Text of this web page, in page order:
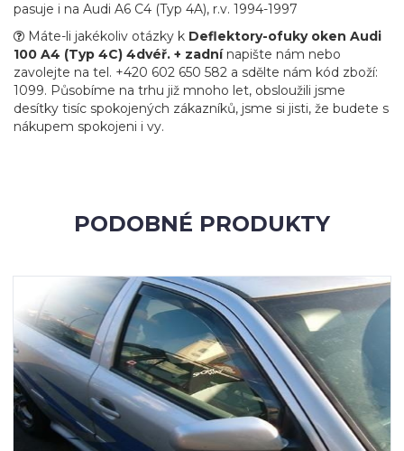
pasuje i na Audi A6 C4 (Typ 4A), r.v. 1994-1997
Máte-li jakékoliv otázky k Deflektory-ofuky oken Audi
100 A4 (Typ 4C) 4dvéř. + zadnínapište nám nebo
zavolejte na tel. +420 602 650 582 a sdělte nám kód zboží:
1099. Působíme na trhu již mnoho let, obsloužili jsme
desítky tisíc spokojených zákazníků, jsme si jisti, že budete s
nákupem spokojeni i vy.
PODOBNÉ PRODUKTY